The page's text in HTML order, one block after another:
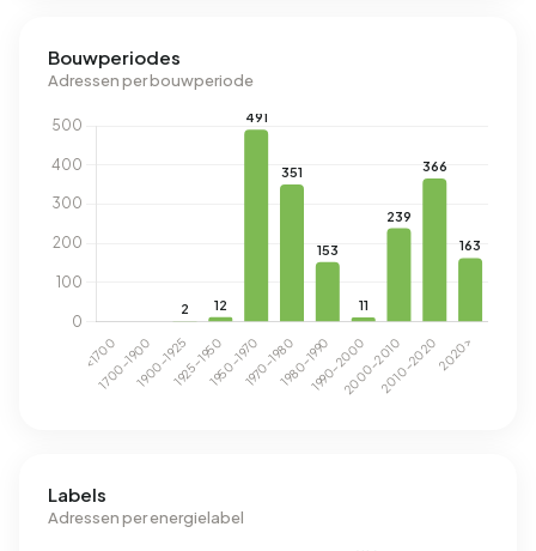
Bouwperiodes
Adressen per bouwperiode
Labels
Adressen per energielabel